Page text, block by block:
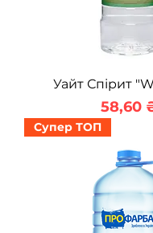
Уайт Спірит
Ціна
58,60
Супер ТОП